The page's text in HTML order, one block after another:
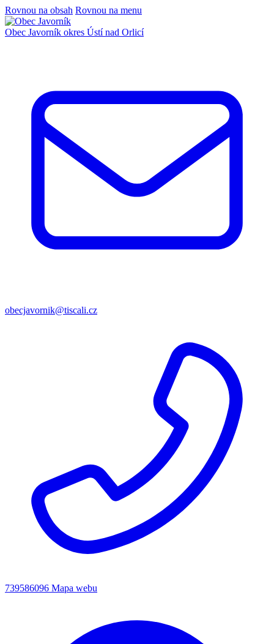
Rovnou na obsah Rovnou na menu
Obec Javorník okres Ústí nad Orlicí
obecjavornik@tiscali.cz
739586096 Mapa webu